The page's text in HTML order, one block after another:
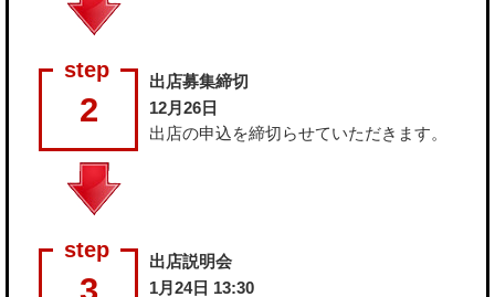
2
出店募集締切
12月26日
出店の申込を締切らせていただきます。
出店説明会
1月24日 13:30